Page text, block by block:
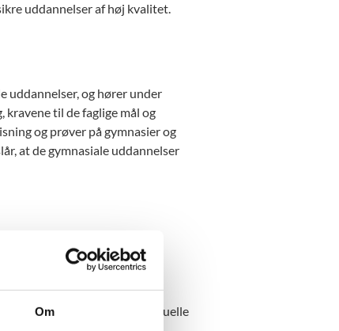
Om
uddannelser af høj kvalitet.
uddannelser, og hører under
til de faglige mål og
og prøver på gymnasier og
at de gymnasiale uddannelser
på en gymnasial
af faget og den faglige
Det sker bl.a. på
sætter fokus på aktuelle